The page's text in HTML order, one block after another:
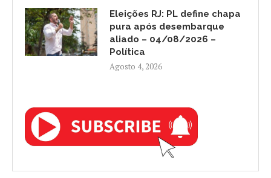
Eleições RJ: PL define chapa
pura após desembarque
aliado – 04/08/2026 –
Política
Agosto 4, 2026